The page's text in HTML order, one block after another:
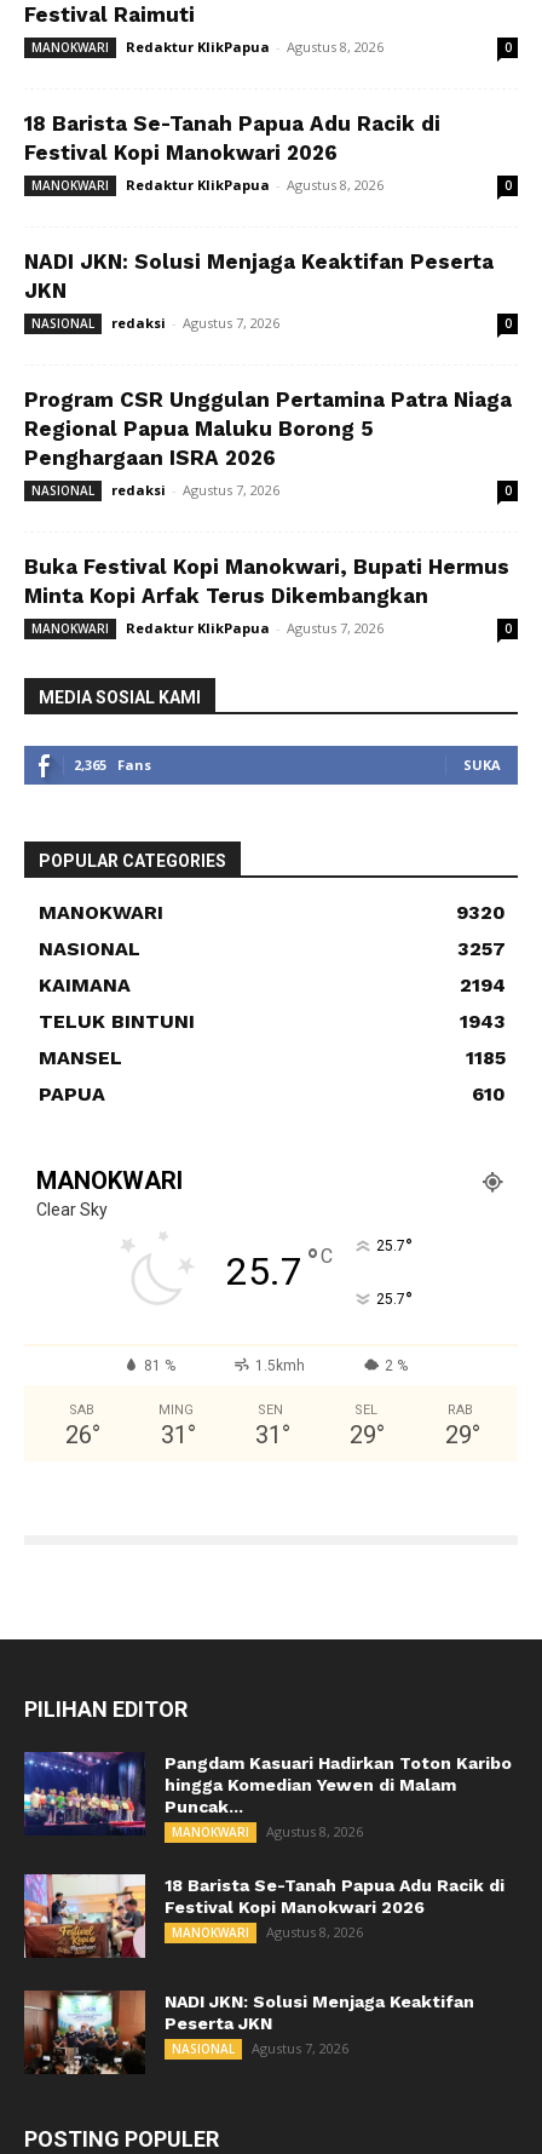
Festival Raimuti
MANOKWARI Redaktur KlikPapua - Agustus 8, 2026 0
18 Barista Se-Tanah Papua Adu Racik di
Festival Kopi Manokwari 2026
MANOKWARI Redaktur KlikPapua - Agustus 8, 2026 0
NADI JKN: Solusi Menjaga Keaktifan Peserta
JKN
NASIONAL redaksi - Agustus 7, 2026 0
Program CSR Unggulan Pertamina Patra Niaga
Regional Papua Maluku Borong 5
Penghargaan ISRA 2026
NASIONAL redaksi - Agustus 7, 2026 0
Buka Festival Kopi Manokwari, Bupati Hermus
Minta Kopi Arfak Terus Dikembangkan
MANOKWARI Redaktur KlikPapua - Agustus 7, 2026 0
MEDIA SOSIAL KAMI
2,365 Fans SUKA
POPULAR CATEGORIES
MANOKWARI
9320
NASIONAL
3257
KAIMANA
2194
TELUK BINTUNI
1943
MANSEL
1185
PAPUA
610
MANOKWARI
Clear Sky
25.7 °C 25.7°
25.7°
81 % 1.5kmh 2 %
SAB
26°
MING
31 °
SEN
31 °
SEL
29°
RAB
29°
PILIHAN EDITOR
Pangdam Kasuari Hadirkan Toton Karibo
hingga Komedian Yewen di Malam
Puncak...
MANOKWARI Agustus 8, 2026
18 Barista Se-Tanah Papua Adu Racik di
Festival Kopi Manokwari 2026
MANOKWARI Agustus 8, 2026
NADI JKN: Solusi Menjaga Keaktifan
Peserta JKN
NASIONAL Agustus 7, 2026
POSTING POPULER